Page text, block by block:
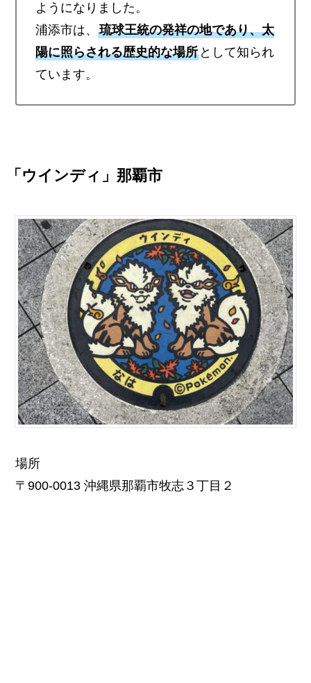
ようになりました。
浦添市は、琉球王統の発祥の地であり、太
陽に照らされる歴史的な場所 として知られ
ています。
「ウインディ」那覇市
場所
〒900-0013 沖縄県那覇市牧志３丁目２